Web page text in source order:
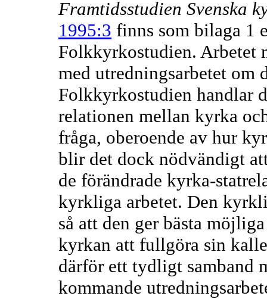
Framtidsstudien Svenska
1995:3 finns som bilaga 1
Folkkyrkostudien. Arbetet
med utredningsarbetet om
Folkkyrkostudien handlar
relationen mellan kyrka
fråga, oberoende av hur
blir det dock nödvändigt
de förändrade kyrka-
kyrkliga arbetet. Den
så att den ger bästa
kyrkan att fullgöra sin
därför ett tydligt samband
kommande